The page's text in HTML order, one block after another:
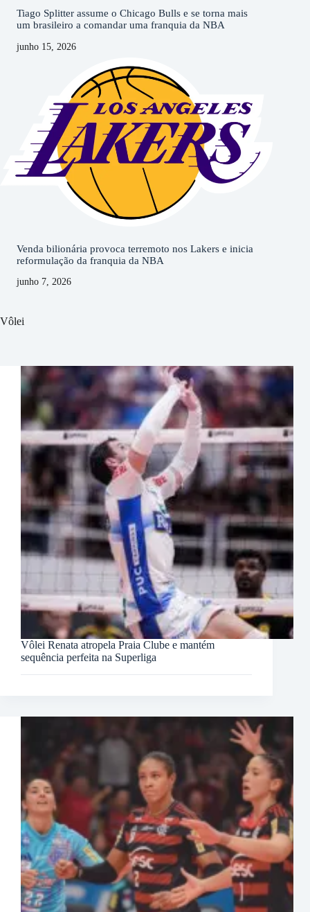
Tiago Splitter assume o Chicago Bulls e se torna mais
um brasileiro a comandar uma franquia da NBA
junho 15, 2026
Venda bilionária provoca terremoto nos Lakers e inicia
reformulação da franquia da NBA
junho 7, 2026
Vôlei
Vôlei Renata atropela Praia Clube e mantém
sequência perfeita na Superliga